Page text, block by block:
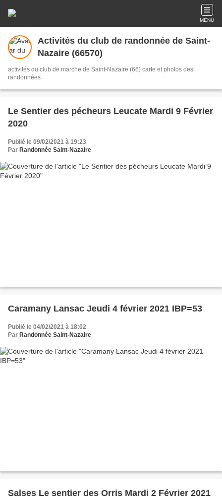
MENU
Activités du club de randonnée de Saint-
Nazaire (66570)
activités du club de marche de Saint-Nazaire (66) carte et photos des
randonnées
Le Sentier des pécheurs Leucate Mardi 9 Février
2020
Publié le 09/02/2021 à 19:23
Par Randonnée Saint-Nazaire
Caramany Lansac Jeudi 4 février 2021 IBP=53
Publié le 04/02/2021 à 18:02
Par Randonnée Saint-Nazaire
Salses Le sentier des Orris Mardi 2 Février 2021